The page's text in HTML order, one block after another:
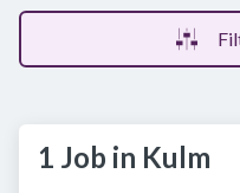
1 Job in Kulm